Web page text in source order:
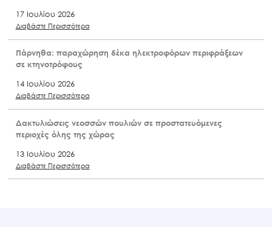
17 Ιουλίου 2026
Διαβάστε Περισσότερα
Πάρνηθα: παραχώρηση δέκα ηλεκτροφόρων περιφράξεων
σε κτηνοτρόφους
14 Ιουλίου 2026
Διαβάστε Περισσότερα
Δακτυλιώσεις νεοσσών πουλιών σε προστατευόμενες
περιοχές όλης της χώρας
13 Ιουλίου 2026
Διαβάστε Περισσότερα